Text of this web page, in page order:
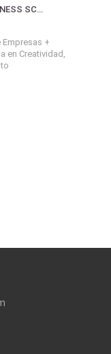
EOBS - EUROPEAN OPEN BUSINESS SCHOOL
Empresas +
en Creatividad,